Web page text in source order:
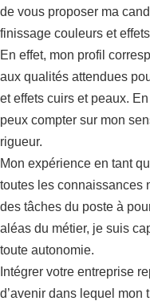
de vous proposer ma
finissage couleurs et
En effet, mon profil
aux qualités attendues
et effets cuirs et peaux.
peux compter sur mon
rigueur.
Mon expérience en tant
toutes les connaissances
des tâches du poste à
aléas du métier, je suis
toute autonomie.
Intégrer votre entreprise
d’avenir dans lequel mon